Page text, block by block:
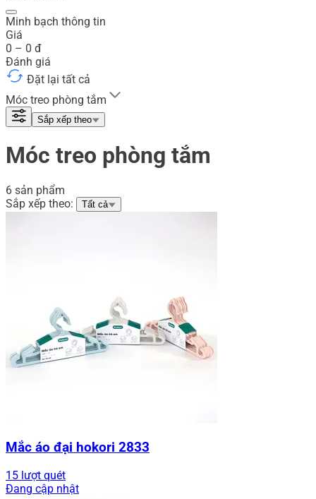
Minh bạch thông tin
Giá
0 – 0 đ
Đánh giá
Đặt lại tất cả
Móc treo phòng tắm
Sắp xếp theo
Móc treo phòng tắm
6 sản phẩm
Sắp xếp theo:
Tất cả
Mắc áo đại hokori 2833
15 lượt quét
Đang cập nhật